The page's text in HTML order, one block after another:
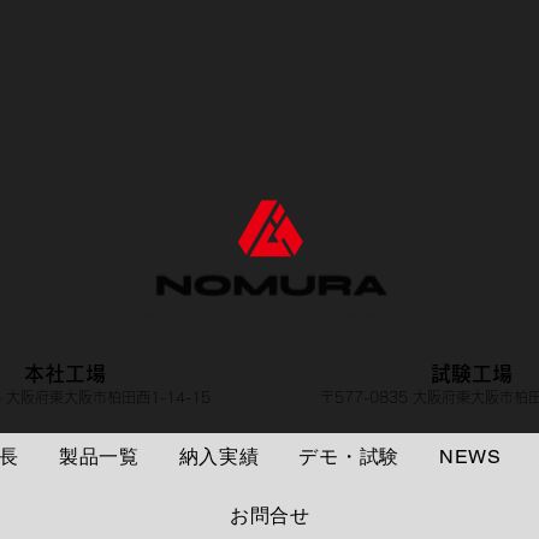
本社工場
阪府東大阪市柏田西1-14-15
試験工場
〒577-0835 大阪府東大阪市柏
製品一覧 納入実績 デモ・試験 NEWS
お問合せ